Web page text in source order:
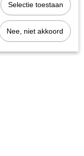
Selectie toestaan
Nee, niet akkoord